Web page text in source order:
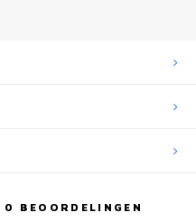
0 BEOORDELINGEN